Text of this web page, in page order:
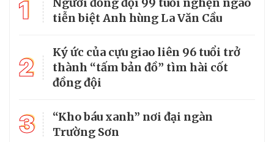
1
tiễn biệt Anh hùng La Văn Cầu
2
Ký ức của cựu giao liên 96 tuổi trở
thành “tấm bản đồ” tìm hài cốt
đồng đội
3
“Kho báu xanh” nơi đại ngàn
Trường Sơn